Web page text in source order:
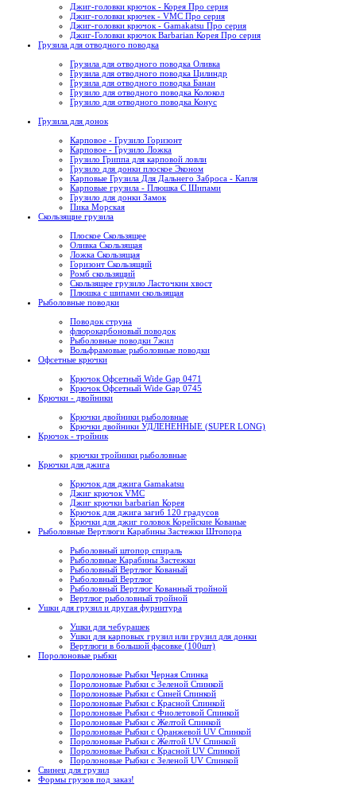
Джиг-головки крючок - Корея Про серия
Джиг-головки крючек - VMC Про серия
Джиг-головки крючок - Gamakatsu Про серия
Джиг-Головки крючок Barbarian Корея Про серия
Грузила для отводного поводка
Грузила для отводного поводка Оливка
Грузила для отводного поводка Цилиндр
Грузила для отводного поводка Банан
Грузило для отводного поводка Колокол
Грузило для отводного поводка Конус
Грузила для донок
Карповое - Грузило Горизонт
Карповое - Грузило Ложка
Грузило Гриппа для карповой ловли
Грузило для донки плоское Эконом
Карповые Грузила Для Дальнего Заброса - Капля
Карповые грузила - Плюшка С Шипами
Грузило для донки Замок
Пика Морская
Скользящие грузила
Плоское Скользящее
Оливка Скользящая
Ложка Скользящая
Горизонт Скользящий
Ромб скользящий
Скользящее грузило Ласточкин хвост
Плюшка с шипами скользящая
Рыболовные поводки
Поводок струна
флюрокарбоновый поводок
Рыболовные поводки 7жил
Вольфрамовые рыболовные поводки
Офсетные крючки
Крючок Офсетный Wide Gap 0471
Крючок Офсетный Wide Gap 0745
Крючки - двойники
Крючки двойники рыболовные
Крючки двойники УДЛЕНЕННЫЕ (SUPER LONG)
Крючок - тройник
крючки тройники рыболовные
Крючки для джига
Крючок для джига Gamakatsu
Джиг крючок VMC
Джиг крючки barbarian Корея
Крючок для джига загиб 120 градусов
Крючки для джиг головок Корейские Кованые
Рыболовные Вертлюги Карабины Застежки Штопора
Рыболовный штопор спираль
Рыболовные Карабины Застежки
Рыболовный Вертлюг Кованый
Рыболовный Вертлюг
Рыболовный Вертлюг Кованный тройной
Вертлюг рыболовный тройной
Ушки для грузил и другая фурнитура
Ушки для чебурашек
Ушки для карповых грузил или грузил для донки
Вертлюги в большой фасовке (100шт)
Поролоновые рыбки
Поролоновые Рыбки Черная Спинка
Поролоновые Рыбки с Зеленой Спинкой
Поролоновые Рыбки с Синей Спинкой
Поролоновые Рыбки с Красной Спинкой
Поролоновые Рыбки с Фиолетовой Спинкой
Поролоновые Рыбки с Желтой Спинкой
Поролоновые Рыбки с Оранжевой UV Спинкой
Поролоновые Рыбки с Желтой UV Спинкой
Поролоновые Рыбки с Красной UV Спинкой
Поролоновые Рыбки с Зеленой UV Спинкой
Свинец для грузил
Формы грузов под заказ!